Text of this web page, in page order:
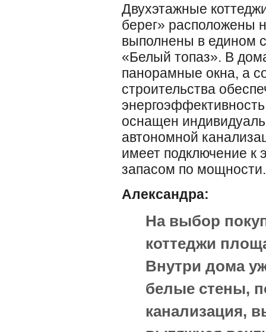
Двухэтажные
берег» расположены
выполнены в едином
«Белый топаз». В
панорамные окна, а
строительства
оснащен
автономной
имеет подключение к
запасом по мощности.
Александра:
На выбор
коттеджи
Внутри дома
белые стены,
канализация,